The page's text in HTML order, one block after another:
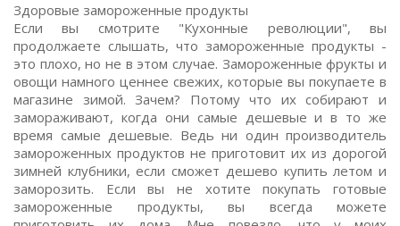
Здоровые замороженные продукты
Если вы смотрите "Кухонные революции", вы
продолжаете слышать, что замороженные продукты -
это плохо, но не в этом случае. Замороженные фрукты и
овощи намного ценнее свежих, которые вы покупаете в
магазине зимой. Зачем? Потому что их собирают и
замораживают, когда они самые дешевые и в то же
время самые дешевые. Ведь ни один производитель
замороженных продуктов не приготовит их из дорогой
зимней клубники, если сможет дешево купить летом и
заморозить. Если вы не хотите покупать готовые
замороженные продукты, вы всегда можете